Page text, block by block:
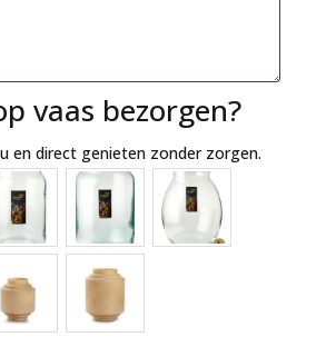
vaas bezorgen?
en direct genieten zonder zorgen.